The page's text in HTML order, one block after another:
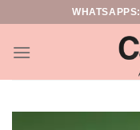
WHATSAPPS: